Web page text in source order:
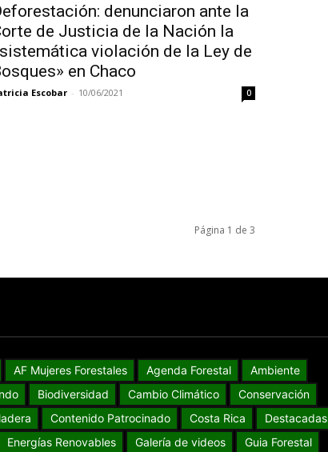
denunciaron ante la
de Justicia de la Nación la
violación de la Ley de
en Chaco
Escobar - 10/06/2021 0
Página 1 de 3
AF Mujeres Forestales Agenda Forestal
Ambiente
Biodiversidad Cambio Climático
Conservación
Contenido Patrocinado Costa Rica
Destacadas
Energías Renovables Galería de videos
Guia Forestal